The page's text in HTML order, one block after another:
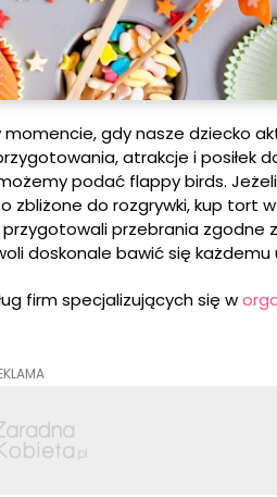
gdy nasze dziecko
atrakcje i posiłek
podać flappy birds.
do rozgrywki, kup tort w
przebrania zgodne z
doskonale bawić się każdemu
firm specjalizujących się w